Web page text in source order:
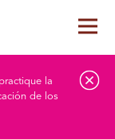
la
de los